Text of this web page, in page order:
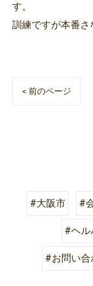
す。
訓練ですが本番さ
< 前のページ
#大阪市 #
#ヘル
#お問い合